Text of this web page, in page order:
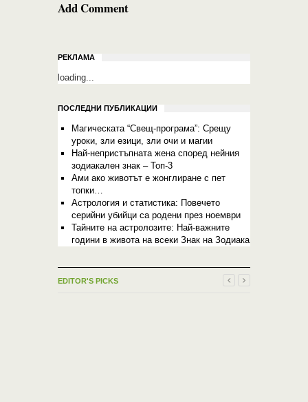
Add Comment
РЕКЛАМА
loading...
ПОСЛЕДНИ ПУБЛИКАЦИИ
Магическата “Свещ-програма”: Срещу
уроки, зли езици, зли очи и магии
Най-непристъпната жена според нейния
зодиакален знак – Топ-3
Ами ако животът е жонглиране с пет
топки…
Астрология и статистика: Повечето
серийни убийци са родени през ноември
Тайните на астролозите: Най-важните
години в живота на всеки Знак на Зодиака
EDITOR'S PICKS